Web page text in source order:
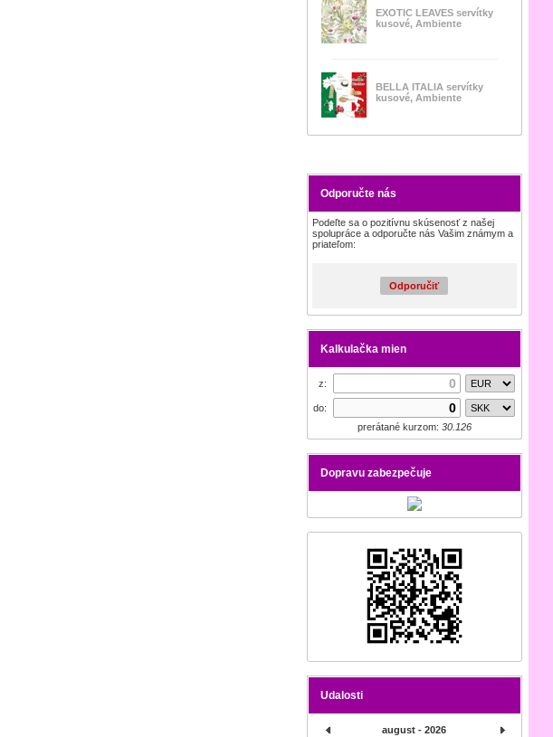
EXOTIC LEAVES servítky
kusové, Ambiente
BELLA ITALIA servítky
kusové, Ambiente
Odporučte nás
Podeľte sa o pozitívnu skúsenosť z našej
spolupráce a odporučte nás Vašim známym a
priateľom:
Odporučiť
Kalkulačka mien
z:
do:
prerátané kurzom: 30.126
Dopravu zabezpečuje
Udalosti
august - 2026